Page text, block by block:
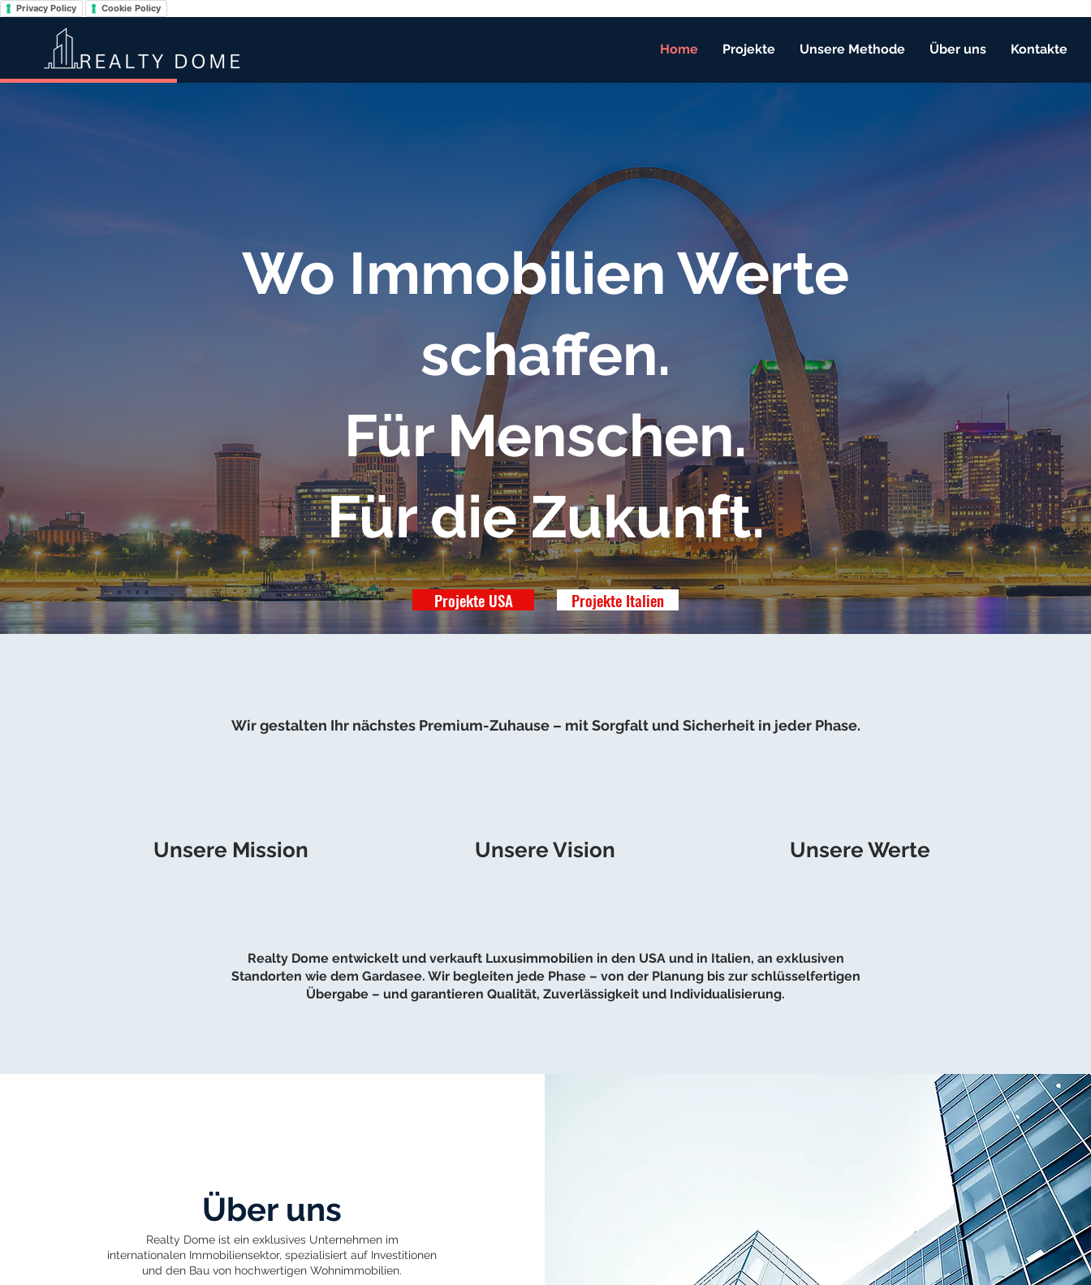
Privacy Policy Cookie Policy
Home Projekte Unsere Methode Über uns Kontakte
Wo Immobilien Werte
schaffen.
Für Menschen.
Für die Zukunft.
Projekte USA Projekte Italien
Wir gestalten Ihr nächstes Premium-Zuhause – mit Sorgfalt und Sicherheit in jeder Phase.
Unsere Mission Unsere Vision Unsere Werte
Realty Dome entwickelt und verkauft Luxusimmobilien in den USA und in Italien, an exklusiven
Standorten wie dem Gardasee. Wir begleiten jede Phase – von der Planung bis zur schlüsselfertigen
Übergabe – und garantieren Qualität, Zuverlässigkeit und Individualisierung.
Über uns
Realty Dome ist ein exklusives Unternehmen im
internationalen Immobiliensektor, spezialisiert auf Investitionen
und den Bau von hochwertigen Wohnimmobilien.